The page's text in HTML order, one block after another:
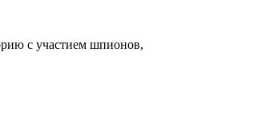
с участием шпионов,